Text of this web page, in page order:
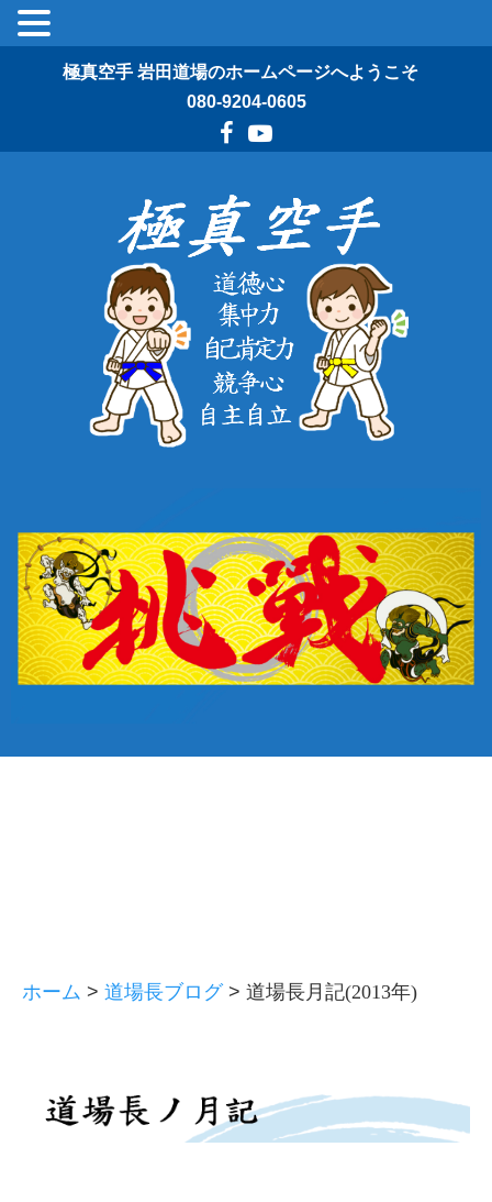
極真空手 岩田道場のホームページへようこそ
080-9204-0605
ホーム > 道場長ブログ> 道場長月記(2013年)